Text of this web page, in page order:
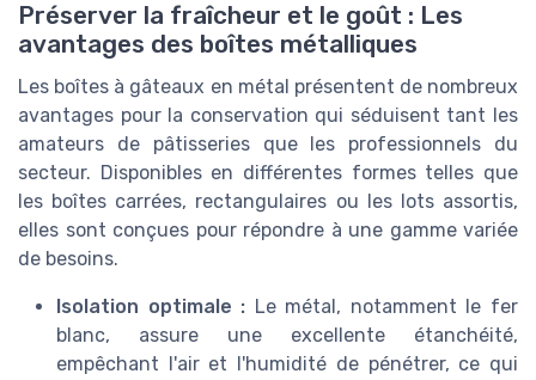
Préserver la fraîcheur et le goût : Les
avantages des boîtes métalliques
Les boîtes à gâteaux en métal présentent de nombreux
avantages pour la conservation qui séduisent tant les
amateurs de pâtisseries que les professionnels du
secteur. Disponibles en différentes formes telles que
les boîtes carrées, rectangulaires ou les lots assortis,
elles sont conçues pour répondre à une gamme variée
de besoins.
Isolation optimale : Le métal, notamment le fer
blanc, assure une excellente étanchéité,
empêchant l'air et l'humidité de pénétrer, ce qui